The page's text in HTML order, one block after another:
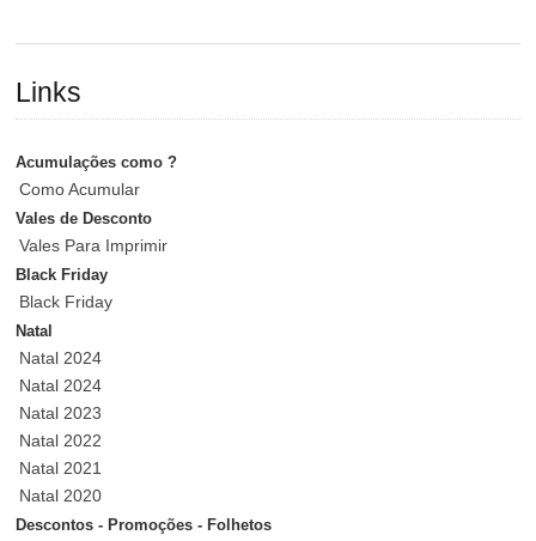
Links
Acumulações como ?
Como Acumular
Vales de Desconto
Vales Para Imprimir
Black Friday
Black Friday
Natal
Natal 2024
Natal 2024
Natal 2023
Natal 2022
Natal 2021
Natal 2020
Descontos - Promoções - Folhetos